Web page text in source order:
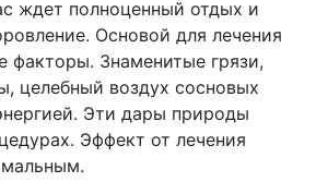
ждет полноценный отдых и
Основой для лечения
факторы. Знаменитые грязи,
целебный воздух сосновых
Эти дары природы
Эффект от лечения